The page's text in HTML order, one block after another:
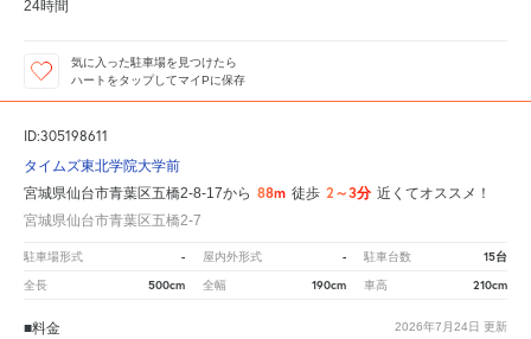
24時間
気に入った駐車場を見つけたら
ハートをタップしてマイPに保存
ID:305198611
タイムズ東北学院大学前
宮城県仙台市青葉区五橋2-8-17から 88m 徒歩 2～3分 近くてオススメ！
宮城県仙台市青葉区五橋2-7
駐車場形式 - 屋内外形式 - 駐車台数 15台
全長 500cm 全幅 190cm 車高 210cm
2026年7月24日 更新
■料金